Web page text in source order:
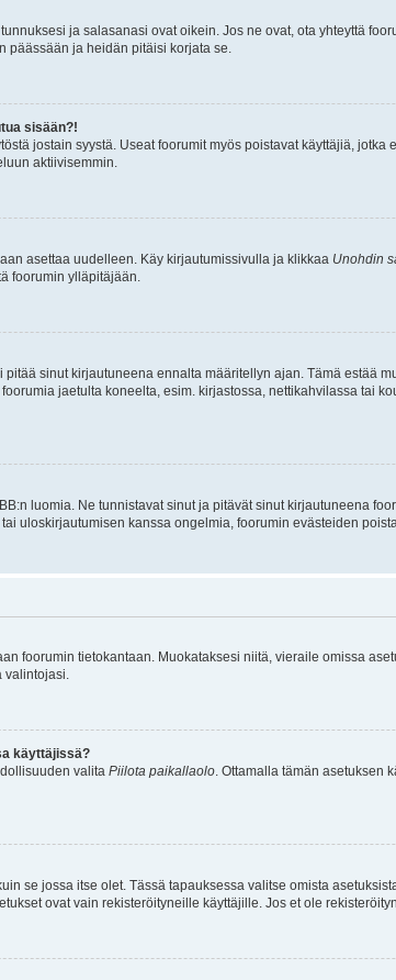
ja salasanasi ovat oikein. Jos ne ovat, ota yhteyttä
päässään ja heidän pitäisi korjata se.
sisään?!
jostain syystä. Useat foorumit myös poistavat käyttäjiä,
aktiivisemmin.
asettaa uudelleen. Käy kirjautumissivulla ja klikkaa Unohdin
foorumin ylläpitäjään.
sinut kirjautuneena ennalta määritellyn ajan. Tämä estää
jaetulta koneelta, esim. kirjastossa, nettikahvilassa tai
luomia. Ne tunnistavat sinut ja pitävät sinut kirjautuneena
uloskirjautumisen kanssa ongelmia, foorumin evästeiden
foorumin tietokantaan. Muokataksesi niitä, vieraile omissa
käyttäjissä?
valita Piilota paikallaolo . Ottamalla tämän
se jossa itse olet. Tässä tapauksessa valitse omista
ovat vain rekisteröityneille käyttäjille. Jos et ole